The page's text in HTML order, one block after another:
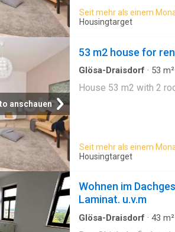
Seit mehr als einem
Housingtarget
anschauen
53 m2 house for
Glösa-Draisdorf · 53 m²
House 53 m2 with 2
Seit mehr als einem
Housingtarget
Wohnen im
Laminat. u.v.m
Glösa-Draisdorf · 43 m²